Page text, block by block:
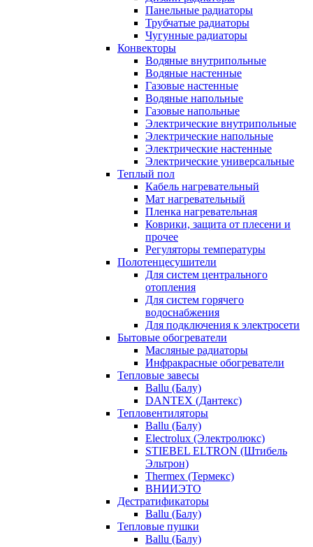
Панельные радиаторы
Трубчатые радиаторы
Чугунные радиаторы
Конвекторы
Водяные внутрипольные
Водяные настенные
Газовые настенные
Водяные напольные
Газовые напольные
Электрические внутрипольные
Электрические напольные
Электрические настенные
Электрические универсальные
Теплый пол
Кабель нагревательный
Мат нагревательный
Пленка нагревательная
Коврики, защита от плесени и
прочее
Регуляторы температуры
Полотенцесушители
Для систем центрального
отопления
Для систем горячего
водоснабжения
Для подключения к электросети
Бытовые обогреватели
Масляные радиаторы
Инфракрасные обогреватели
Тепловые завесы
Ballu (Балу)
DANTEX (Дантекс)
Тепловентиляторы
Ballu (Балу)
Electrolux (Электролюкс)
STIEBEL ELTRON (Штибель
Эльтрон)
Thermex (Термекс)
ВНИИЭТО
Дестратификаторы
Ballu (Балу)
Тепловые пушки
Ballu (Балу)